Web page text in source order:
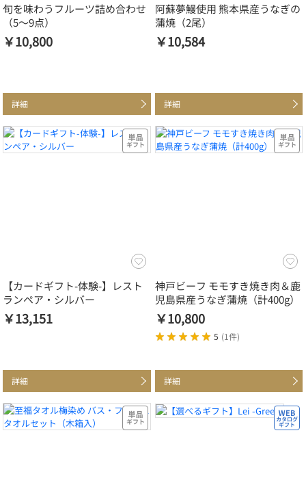
旬を味わうフルーツ詰め合わせ
（5～9点）
￥10,800
詳細
阿蘇夢鰻使用 熊本県産うなぎの
蒲焼（2尾）
￥10,584
詳細
【カードギフト-体験-】レスト
ランペア・シルバー
￥13,151
詳細
神戸ビーフ モモすき焼き肉＆鹿
児島県産うなぎ蒲焼（計400g）
￥10,800
5 (1件)
詳細